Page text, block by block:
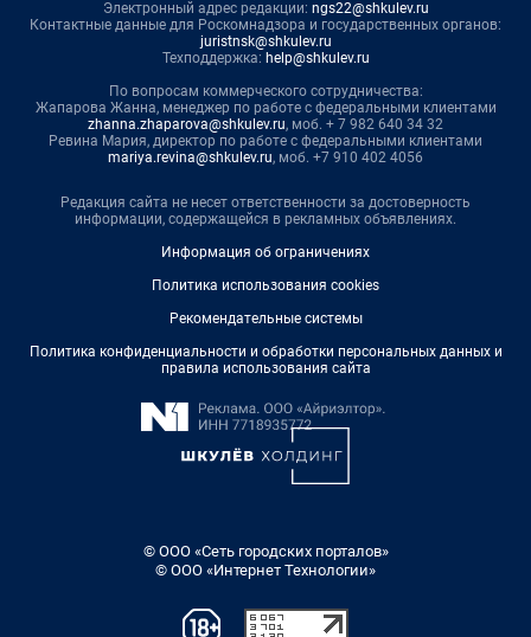
Электронный адрес редакции: ngs22@shkulev.ru
Контактные данные для Роскомнадзора и государственных органов:
juristnsk@shkulev.ru
Техподдержка: help@shkulev.ru
По вопросам коммерческого сотрудничества:
Жапарова Жанна, менеджер по работе с федеральными клиентами
zhanna.zhaparova@shkulev.ru, моб. + 7 982 640 34 32
Ревина Мария, директор по работе с федеральными клиентами
mariya.revina@shkulev.ru, моб. +7 910 402 4056
Редакция сайта не несет ответственности за достоверность
информации, содержащейся в рекламных объявлениях.
Информация об ограничениях
Политика использования cookies
Рекомендательные системы
Политика конфиденциальности и обработки персональных данных и
правила использования сайта
© ООО «Сеть городских порталов»
© ООО «Интернет Технологии»